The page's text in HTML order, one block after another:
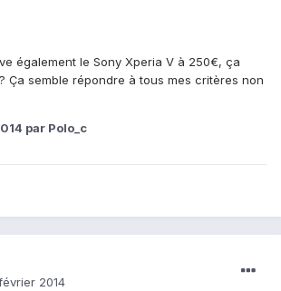
également le Sony Xperia V à 250€, ça
Ça semble répondre à tous mes critères non
par Polo_c
2014